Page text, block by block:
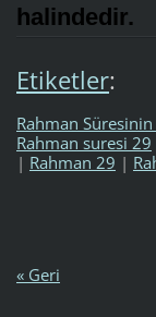
halindedir.
Etiketler:
Rahman
Rahman suresi 29
| Rahman 29 |
« Geri